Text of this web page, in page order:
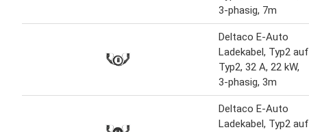
3-phasig, 7m
Deltaco E-Auto
Ladekabel, Typ2 auf
Typ2, 32 A, 22 kW,
3-phasig, 3m
Deltaco E-Auto
Ladekabel, Typ2 auf